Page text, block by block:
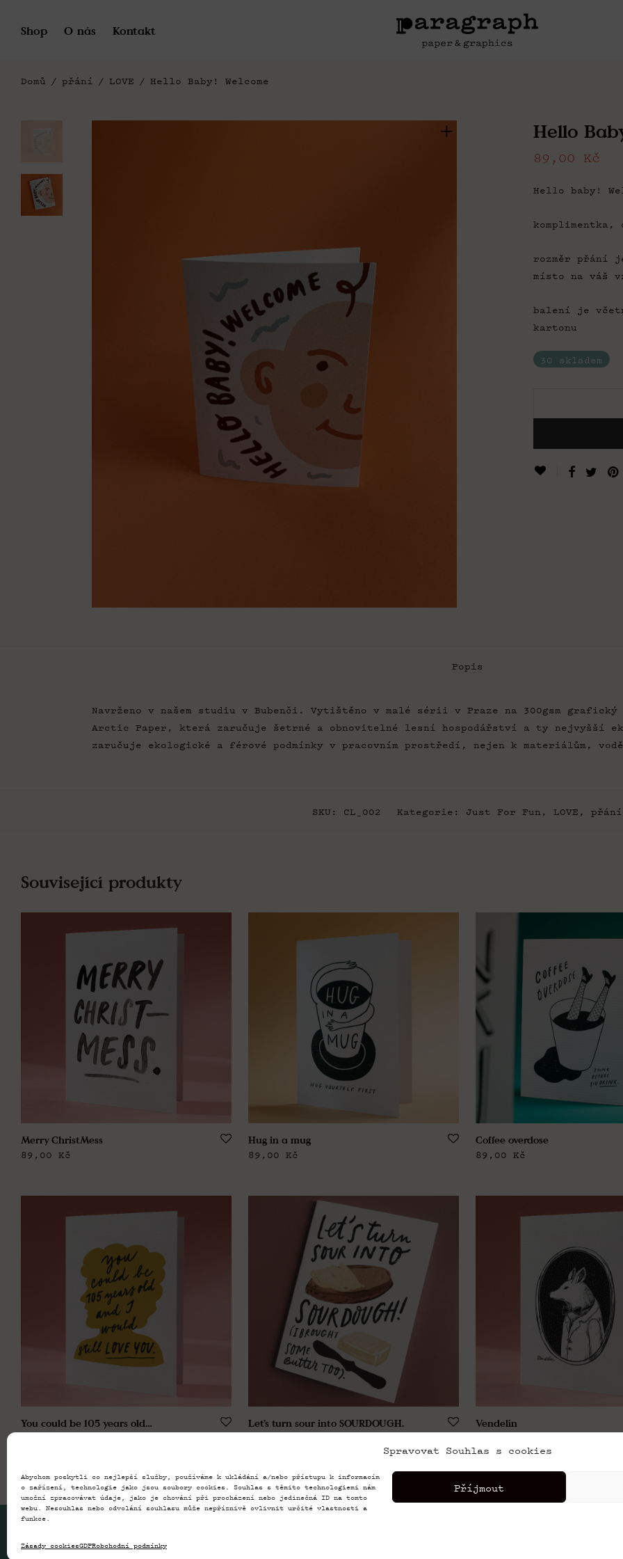
Spravovat Souhlas s cookies
Abychom poskytli co nejlepší služby, používáme k ukládání a/nebo přístupu k informacím
o zařízení, technologie jako jsou soubory cookies. Souhlas s těmito technologiemi nám
umožní zpracovávat údaje, jako je chování při procházení nebo jedinečná ID na tomto
webu. Nesouhlas nebo odvolání souhlasu může nepříznivě ovlivnit určité vlastnosti a
funkce.
Příjmout
Zásady cookiesGDPRobchodní podmínky
Shop O nás Kontakt
Domů / přání / LOVE / Hello Baby! Welcome
Hello
89,00 Kč
Hello baby!
rozměr
místo na váš
balení je
kartonu
30 skladem
Popis
Navrženo v našem studiu v Bubenči. Vytištěno v malé sérii v Praze na 300gsm grafický
Arctic Paper, která zaručuje šetrné a obnovitelné lesní hospodářství a ty nejvyšší
zaručuje ekologické a férové podmínky v pracovním prostředí, nejen k materiálům,
SKU: CL_002 Kategorie: Just For Fun , LOVE , přání
Související produkty
Merry ChristMess
89,00 Kč
Hug in a mug
89,00 Kč
Coffee overdose
89,00 Kč
You could be 105 years old…
89,00Kč
Let’s turn sour into SOURDOUGH.
89,00Kč
Vendelín
89,00Kč